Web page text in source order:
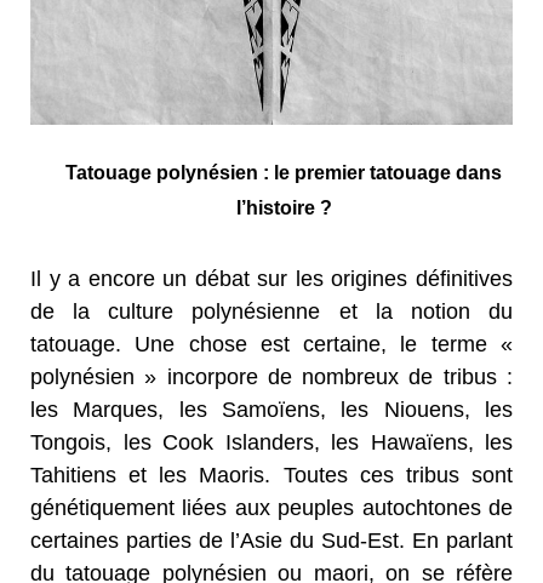
Tatouage polynésien : le premier tatouage dans
l’histoire ?
Il y a encore un débat sur les origines définitives
de la culture polynésienne et la notion du
tatouage. Une chose est certaine, le terme «
polynésien » incorpore de nombreux de tribus :
les Marques, les Samoïens, les Niouens, les
Tongois, les Cook Islanders, les Hawaïens, les
Tahitiens et les Maoris. Toutes ces tribus sont
génétiquement liées aux peuples autochtones de
certaines parties de l’Asie du Sud-Est. En parlant
du tatouage polynésien ou maori, on se réfère